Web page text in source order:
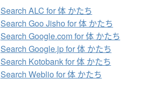
Search ALC for 体 かたち
Search Goo Jisho for 体 かたち
Search Google.com for 体 かたち
Search Google.jp for 体 かたち
Search Kotobank for 体 かたち
Search Weblio for 体 かたち